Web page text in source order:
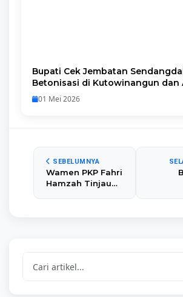
Bupati Cek Jembatan
Betonisasi di Kutowinangun dan
01 Mei 2026
SEBELUMNYA
Wamen PKP Fahri
Hamzah Tinjau
Masalah Rumah